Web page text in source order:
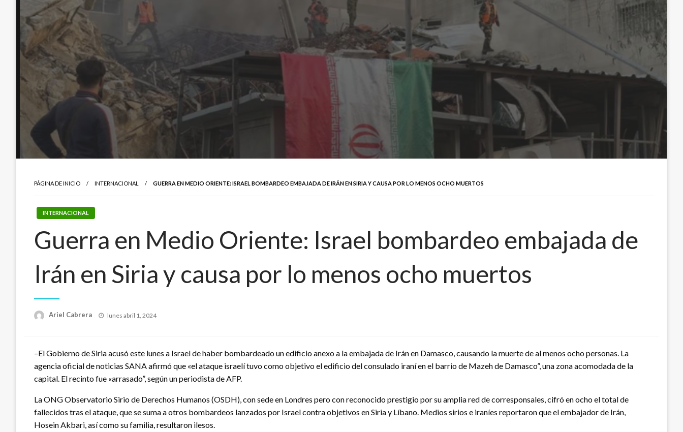
PÁGINA DE INICIO INTERNACIONAL GUERRA EN MEDIO ORIENTE: ISRAEL BOMBARDEO EMBAJADA DE IRÁN EN SIRIA Y CAUSA POR LO MENOS OCHO MUERTOS
INTERNACIONAL
Guerra en Medio Oriente: Israel bombardeo embajada de
Irán en Siria y causa por lo menos ocho muertos
Ariel Cabrera
Publicado
lunes abril 1, 2024
–El Gobierno de Siria acusó este lunes a Israel de haber bombardeado un edificio anexo a la embajada de Irán en Damasco, causando la muerte de al menos ocho personas. La
agencia oficial de noticias SANA afirmó que «el ataque israelí tuvo como objetivo el edificio del consulado iraní en el barrio de Mazeh de Damasco”, una zona acomodada de la
capital. El recinto fue «arrasado”, según un periodista de AFP.
La ONG Observatorio Sirio de Derechos Humanos (OSDH), con sede en Londres pero con reconocido prestigio por su amplia red de corresponsales, cifró en ocho el total de
fallecidos tras el ataque, que se suma a otros bombardeos lanzados por Israel contra objetivos en Siria y Líbano. Medios sirios e iraníes reportaron que el embajador de Irán,
Hosein Akbari, así como su familia, resultaron ilesos.